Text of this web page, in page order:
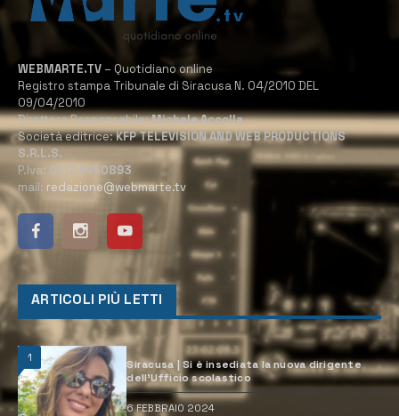
WEBMARTE.TV – Quotidiano online
Registro stampa Tribunale di Siracusa N. 04/2010 DEL
09/04/2010
Direttore Responsabile:Michele Accolla
Società editrice:KFP TELEVISION AND WEB PRODUCTIONS
S.R.L.S.
P.Iva: 02184950893
mail: redazione@webmarte.tv
ARTICOLI PIÙ LETTI
1
Siracusa | Si è insediata la nuova dirigente
dell’Ufficio scolastico
6 FEBBRAIO 2024